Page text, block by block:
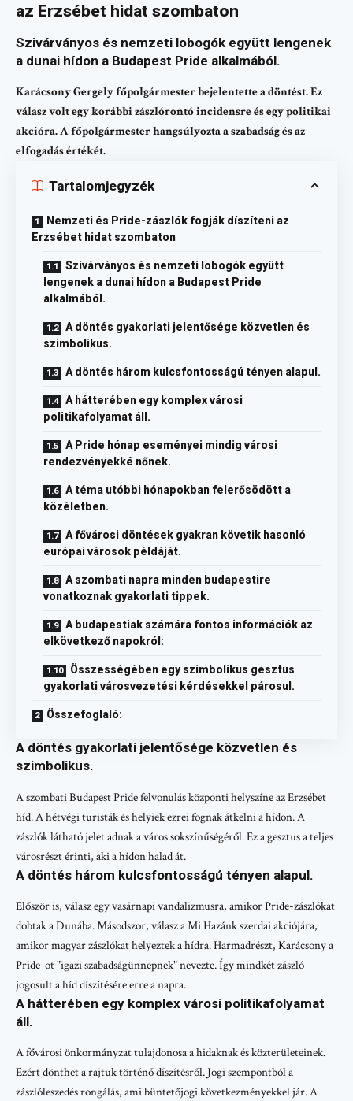
az Erzsébet hidat szombaton
Szivárványos és nemzeti lobogók együtt lengenek
a dunai hídon a Budapest Pride alkalmából.
Karácsony Gergely főpolgármester bejelentette a döntést. Ez
válasz volt egy korábbi zászlórontó incidensre és egy politikai
akcióra. A főpolgármester hangsúlyozta a szabadság és az
elfogadás értékét.
Tartalomjegyzék
Nemzeti és Pride-zászlók fogják díszíteni az
Erzsébet hidat szombaton
Szivárványos és nemzeti lobogók együtt
lengenek a dunai hídon a Budapest Pride
alkalmából.
A döntés gyakorlati jelentősége közvetlen és
szimbolikus.
A döntés három kulcsfontosságú tényen alapul.
A hátterében egy komplex városi
politikafolyamat áll.
A Pride hónap eseményei mindig városi
rendezvényekké nőnek.
A téma utóbbi hónapokban felerősödött a
közéletben.
A fővárosi döntések gyakran követik hasonló
európai városok példáját.
A szombati napra minden budapestire
vonatkoznak gyakorlati tippek.
A budapestiak számára fontos információk az
elkövetkező napokról:
Összességében egy szimbolikus gesztus
gyakorlati városvezetési kérdésekkel párosul.
Összefoglaló:
A döntés gyakorlati jelentősége közvetlen és
szimbolikus.
A szombati Budapest Pride felvonulás központi helyszíne az Erzsébet
híd. A hétvégi turisták és helyiek ezrei fognak átkelni a hídon. A
zászlók látható jelet adnak a város sokszínűségéről. Ez a gesztus a teljes
városrészt érinti, aki a hídon halad át.
A döntés három kulcsfontosságú tényen alapul.
Először is, válasz egy vasárnapi vandalizmusra, amikor Pride-zászlókat
dobtak a Dunába. Másodszor, válasz a Mi Hazánk szerdai akciójára,
amikor magyar zászlókat helyeztek a hídra. Harmadrészt, Karácsony a
Pride-ot "igazi szabadságünnepnek" nevezte. Így mindkét zászló
jogosult a híd díszítésére erre a napra.
A hátterében egy komplex városi politikafolyamat
áll.
A fővárosi önkormányzat tulajdonosa a hidaknak és közterületeinek.
Ezért dönthet a rajtuk történő díszítésről. Jogi szempontból a
zászlóleszedés rongálás, ami büntetőjogi következményekkel jár. A